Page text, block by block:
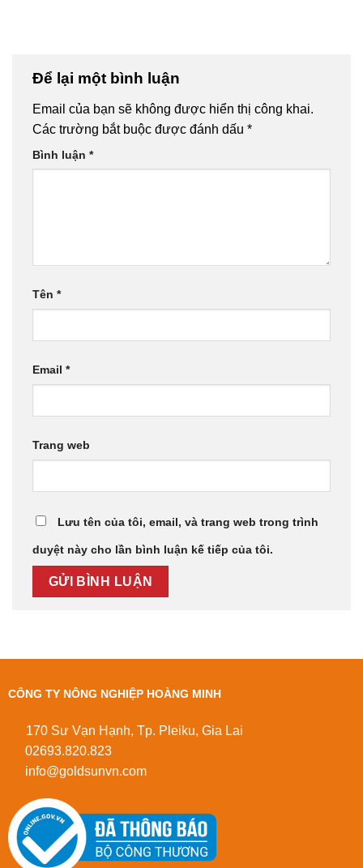
Để lại một bình luận
Email của bạn sẽ không được hiển thị công khai.
Các trường bắt buộc được đánh dấu *
Bình luận *
Tên *
Email *
Trang web
Lưu tên của tôi, email, và trang web trong trình
duyệt này cho lần bình luận kế tiếp của tôi.
CÔNG TY NÔNG NGHIỆP HOÀNG MINH
170 Sư Vạn Hạnh, Tp. Pleiku, Gia Lai
02693.820.823
info@goldsunvn.com